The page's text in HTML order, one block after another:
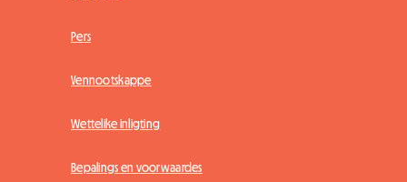
Pers
Vennootskappe
Wettelike inligting
Bepalings en voorwaardes